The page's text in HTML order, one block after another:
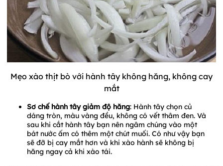
Mẹo xào thịt bò với hành tây không hăng, không cay
mắt
Sơ chế hành tây giảm độ hăng: Hành tây chọn củ
dáng tròn, màu vàng đều, không có vết thâm đen. Và
sau khi cắt hành tây bạn nên ngâm chúng vào một
bát nước ấm có thêm một chút muối. Có như vậy bạn
sẽ đỡ bị cay mắt hơn và khi xào hành sẽ không bị
hăng ngay cả khi xào tái.